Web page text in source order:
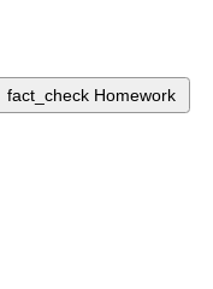
fact_check Homework